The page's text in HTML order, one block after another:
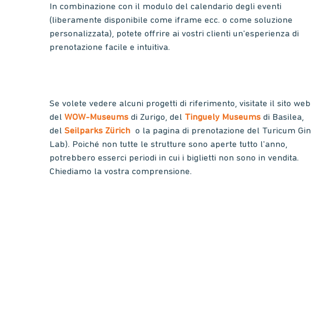
In combinazione con il modulo del calendario degli eventi
(liberamente disponibile come iframe ecc. o come soluzione
personalizzata), potete offrire ai vostri clienti un'esperienza di
prenotazione facile e intuitiva.
Se volete vedere alcuni progetti di riferimento, visitate il sito web
del WOW-Museums di Zurigo, del Tinguely Museums di Basilea,
del Seilparks Zürich o la pagina di prenotazione del Turicum Gin
Lab). Poiché non tutte le strutture sono aperte tutto l'anno,
potrebbero esserci periodi in cui i biglietti non sono in vendita.
Chiediamo la vostra comprensione.